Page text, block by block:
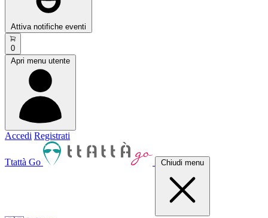
Attiva notifiche eventi
0
Apri menu utente
Accedi Registrati
Ttattà Go Chiudi menu